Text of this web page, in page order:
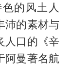
的风土人
沛的素材与
人口的《辛
阿曼著名航